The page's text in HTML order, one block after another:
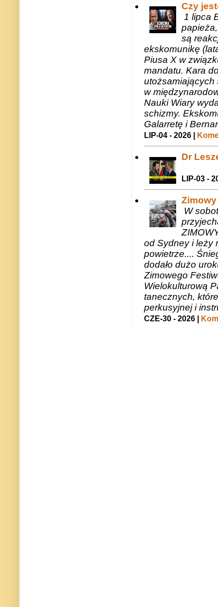
Czy
1 lipca
są
ekskomunikę
Piusa X w
mandatu. Kara
utożsamiających
w
Nauki Wiary
schizmy.
Galarretę i
LIP-04 - 2026 |
Dr
LIP-03 -
W
od Sydney i leży
powietrze....
dodało dużo
Zimowego
Wielokulturową
tanecznych,
perkusyjnej i
CZE-30 - 2026 |